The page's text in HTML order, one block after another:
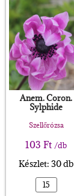
Anem. Coron.
Sylphide
Szellőrózsa
103Ft /db
Készlet: 30 db